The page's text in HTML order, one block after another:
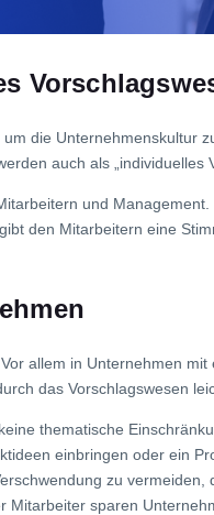
die Unternehmenskultur
auch als „individuelles
und
den Mitarbeitern eine
allem in Unternehmen
das Vorschlagswesen
thematische
einbringen oder ein
zu
sparen